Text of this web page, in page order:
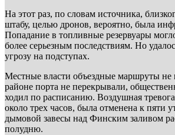
На этот раз, по словам источника,
штабу, целью дронов, вероятно, была
Попадание в топливные резервуары
более серьезным последствиям. Но
угрозу на подступах.
Местные власти объездные маршруты не
районе порта не перекрывали,
ходил по расписанию. Воздушная
около трех часов, была отменена к пяти
дымовой завесы над Финским заливом
полудню.